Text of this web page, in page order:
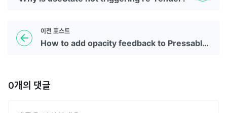
이전 포스트
How to add opacity feedback to Pressable component?
0개의 댓글